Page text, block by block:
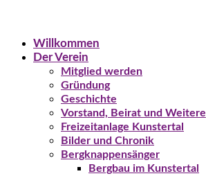
Willkommen
Der Verein
Mitglied werden
Gründung
Geschichte
Vorstand, Beirat und Weitere
Freizeitanlage Kunstertal
Bilder und Chronik
Bergknappensänger
Bergbau im Kunstertal